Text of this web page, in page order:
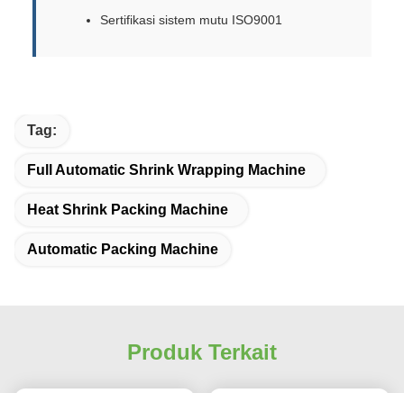
Sertifikasi sistem mutu ISO9001
Tag:
Full Automatic Shrink Wrapping Machine
Heat Shrink Packing Machine
Automatic Packing Machine
Produk Terkait